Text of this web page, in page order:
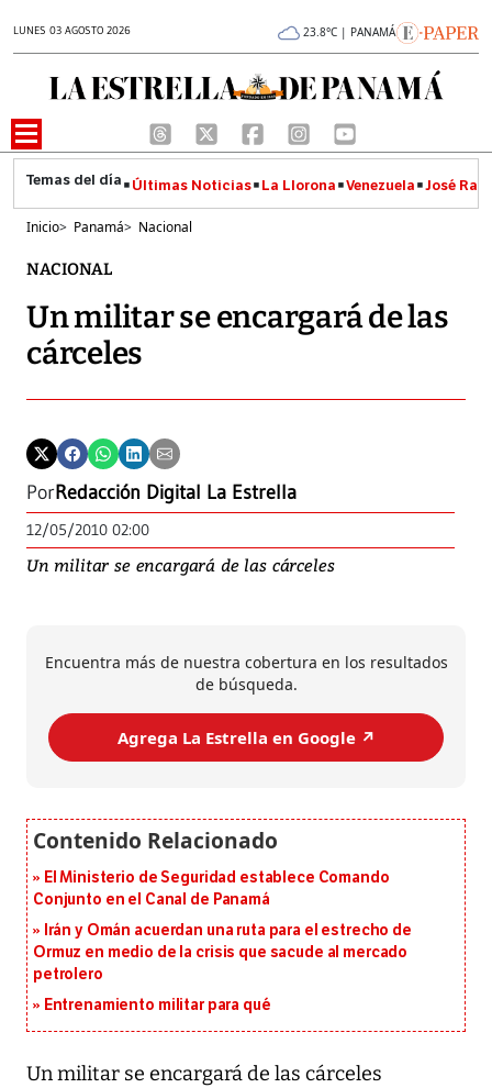
LUNES 03 AGOSTO 2026 23.8°C | PANAMÁ
Últimas Noticias La Llorona Venezuela José
Inicio> Panamá> Nacional
NACIONAL
Un militar se encargará de las
cárceles
PorRedacción Digital La Estrella
12/05/2010 02:00
Un militar se encargará de las cárceles
Encuentra más de nuestra cobertura en los resultados
de búsqueda.
Agrega La Estrella en Google ↗️
El Ministerio de Seguridad establece Comando
Conjunto en el Canal de Panamá
Irán y Omán acuerdan una ruta para el estrecho de
Ormuz en medio de la crisis que sacude al mercado
petrolero
Entrenamiento militar para qué
Un militar se encargará de las cárceles